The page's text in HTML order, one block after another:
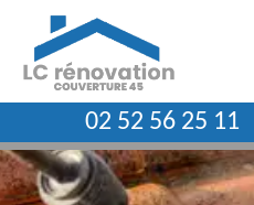
02 52 56 25 11